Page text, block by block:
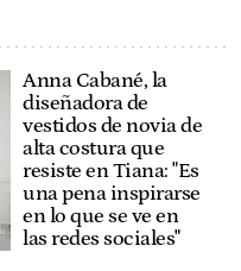
Anna Cabané, la
diseñadora de
vestidos de novia de
alta costura que
resiste en Tiana: "Es
una pena inspirarse
en lo que se ve en
las redes sociales"